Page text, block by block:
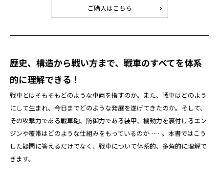
ご購入はこちら
歴史、構造から戦い方まで、戦車のすべてを体系
的に理解できる！
戦車とはそもそもどのような車両を指すのか。また、戦車はどのよう
にして生まれ、今日までどのような発展を遂げてきたのか。そして、
その攻撃力である戦車砲、防御力である装甲、機動力を裏付けるエン
ジンや覆帯はどのような仕組みをもっているのか……。本書ではこう
した疑問に答えるだけでなく、戦車について体系的、多角的に理解で
きます。